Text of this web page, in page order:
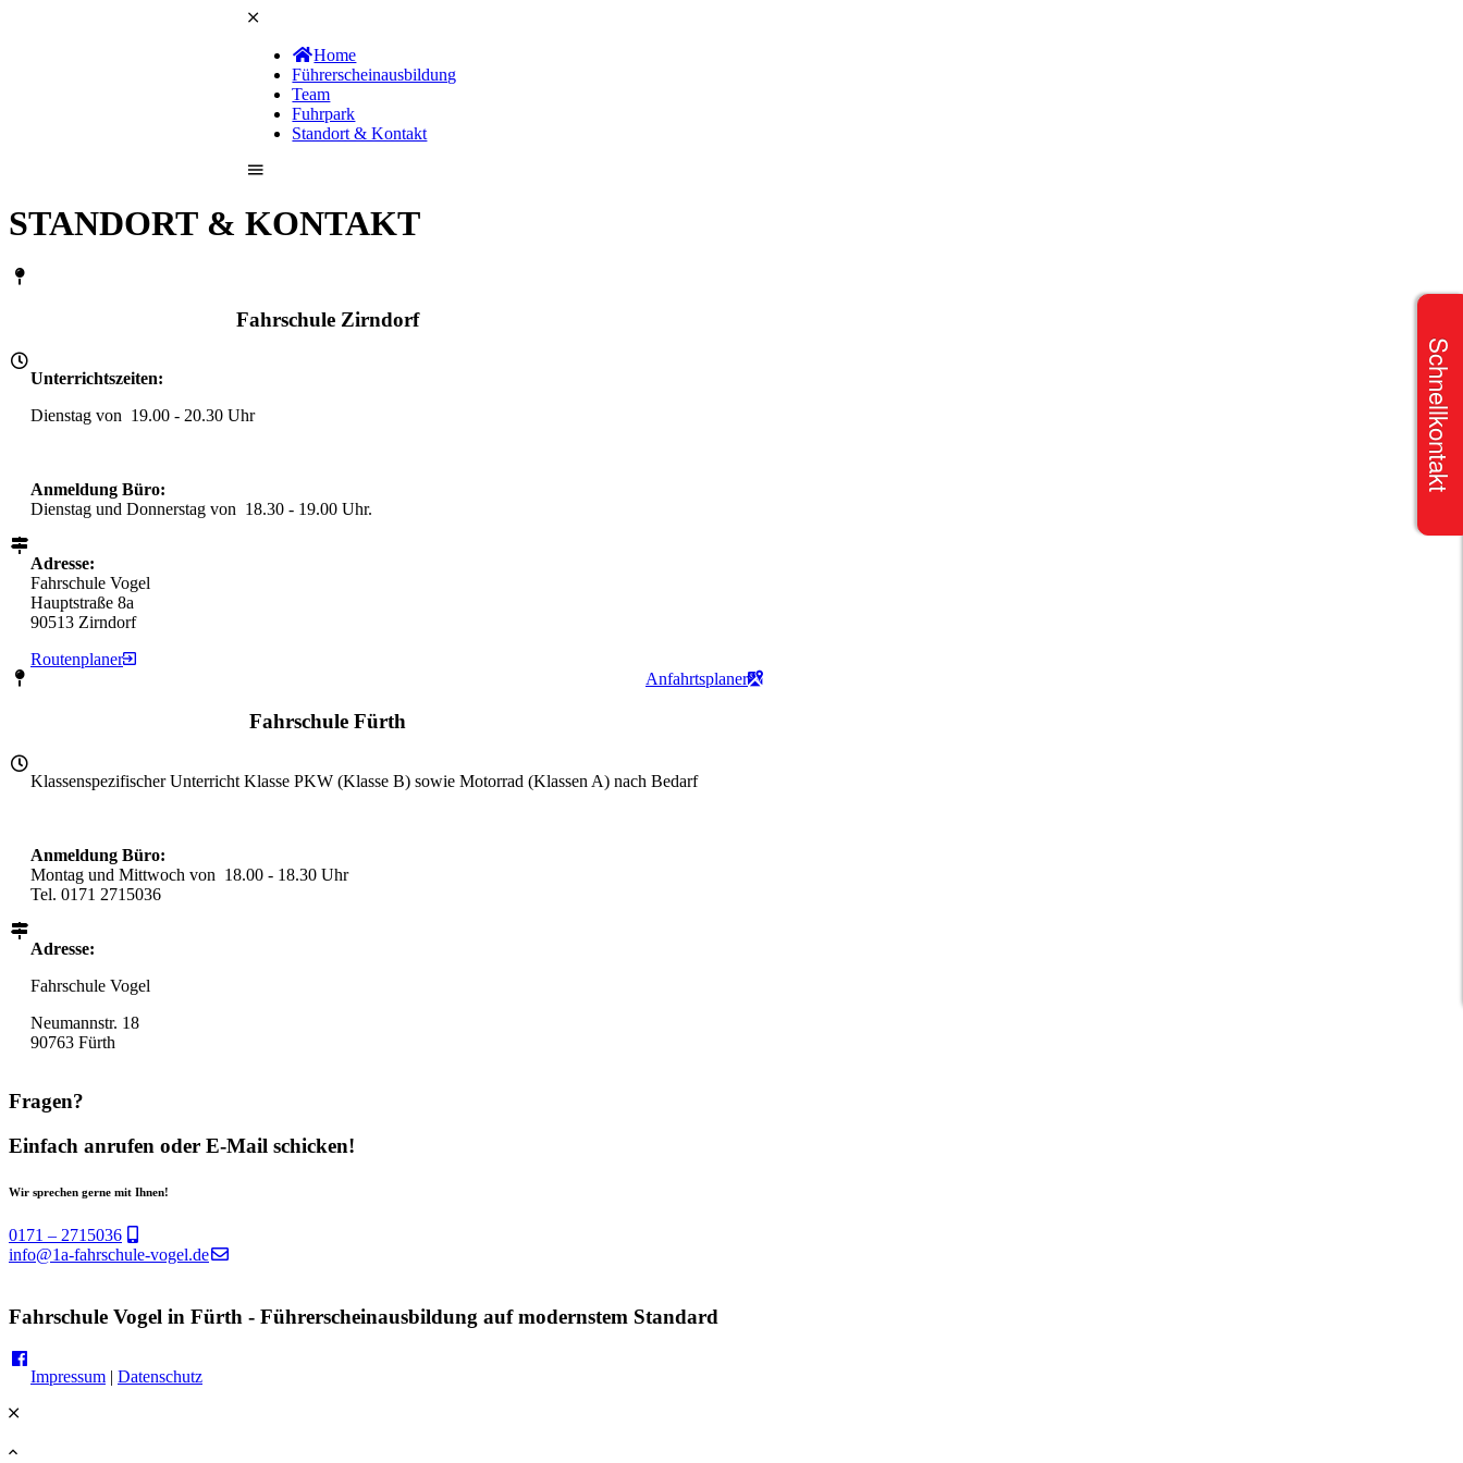
Home
Führerschein­ausbildung
Team
Fuhrpark
Standort & Kontakt
STANDORT & KONTAKT
Fahrschule Zirndorf
Unterrichtszeiten:
Dienstag von 19.00 - 20.30 Uhr
Anmeldung Büro:
Dienstag und Donnerstag von 18.30 - 19.00 Uhr.
Adresse:
Fahrschule Vogel
Hauptstraße 8a
90513 Zirndorf
Routenplaner
Fahrschule Fürth
Klassenspezifischer Unterricht Klasse PKW (Klasse B) sowie Motorrad (Klassen A) nach Bedarf
Anmeldung Büro:
Montag und Mittwoch von 18.00 - 18.30 Uhr
Tel. ‭0171 2715036‬
Adresse:
Fahrschule Vogel
Neumannstr. 18
90763 Fürth
Anfahrtsplaner
Fragen?
Einfach anrufen oder E-Mail schicken!
Wir sprechen gerne mit Ihnen!
0171 – 2715036
info@1a-fahrschule-vogel.de
Fahrschule Vogel in Fürth - Führerscheinausbildung auf modernstem Standard
Impressum | Datenschutz
Schnellkontakt